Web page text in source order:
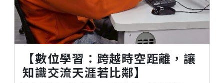
【數位學習：跨越時空距離，讓
知識交流天涯若比鄰】